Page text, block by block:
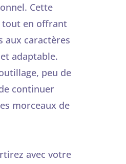
Cette
tout en offrant
aux caractères
adaptable.
peu de
continuer
morceaux de
avec votre